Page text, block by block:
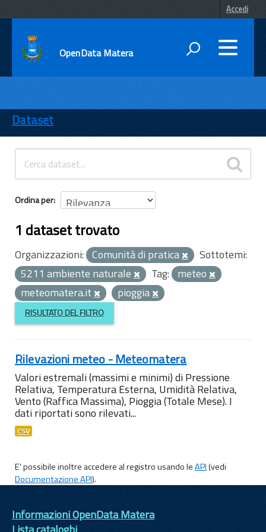
Accedi
OpenData Matera
ENTI
TEMI
INFORMAZIONI
Dataset
Ordina per
1 dataset trovato
Organizzazioni: Comunità di pratica
Sottotemi:
5211 ambiente naturale
Tag: meteo
meteomatera.it
pioggia
RISULTATO DEL FILTRO
Rilevazioni meteo - Meteomatera
Valori estremali (massimi e minimi) di Pressione
Relativa, Temperatura Esterna, Umidità Relativa,
Vento (Raffica Massima), Pioggia (Totale Mese). I
dati riportati sono rilevati...
CSV
E' possibile inoltre accedere al registro usando leAPI(vedi
Documentazione API).
Informazioni OpenData Matera